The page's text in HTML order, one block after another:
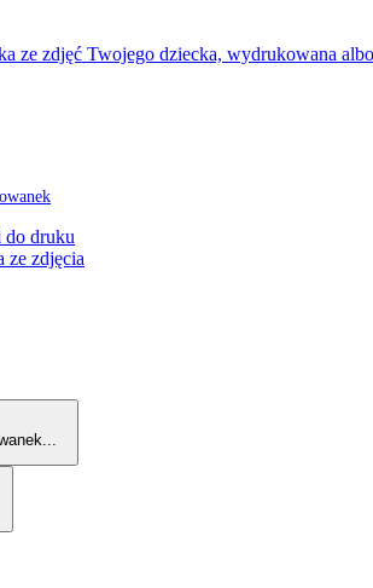
ze zdjęć Twojego dziecka, wydrukowana
druku
ze zdjęcia